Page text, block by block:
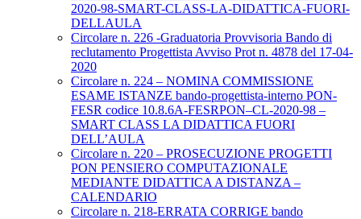
2020-98-SMART-CLASS-LA-DIDATTICA-FUORI-
DELLAULA
Circolare n. 226 -Graduatoria Provvisoria Bando di
reclutamento Progettista Avviso Prot n. 4878 del 17-04-
2020
Circolare n. 224 – NOMINA COMMISSIONE
ESAME ISTANZE bando-progettista-interno PON-
FESR codice 10.8.6A-FESRPON–CL-2020-98 –
SMART CLASS LA DIDATTICA FUORI
DELL’AULA
Circolare n. 220 – PROSECUZIONE PROGETTI
PON PENSIERO COMPUTAZIONALE
MEDIANTE DIDATTICA A DISTANZA –
CALENDARIO
Circolare n. 218-ERRATA CORRIGE bando